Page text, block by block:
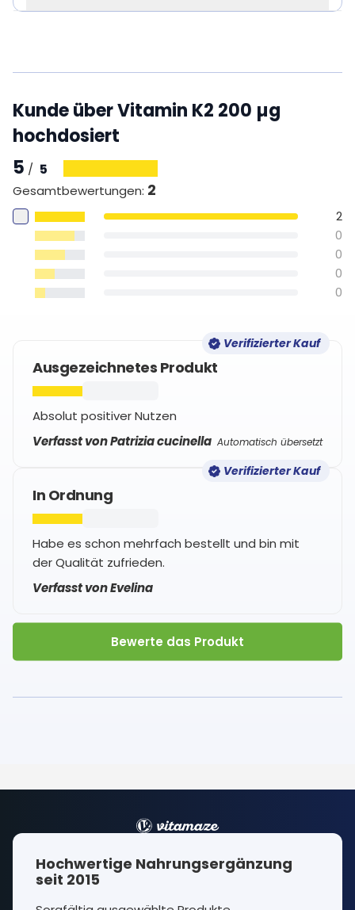
Kunde über Vitamin K2 200 µg
hochdosiert
5 / 5
Gesamtbewertungen: 2
2
0
0
0
0
Verifizierter Kauf
Ausgezeichnetes Produkt
Absolut positiver Nutzen
Verfasst von Patrizia cucinella Automatisch übersetzt
Verifizierter Kauf
In Ordnung
Habe es schon mehrfach bestellt und bin mit
der Qualität zufrieden.
Verfasst von Evelina
Bewerte das Produkt
Hochwertige Nahrungsergänzung
seit 2015